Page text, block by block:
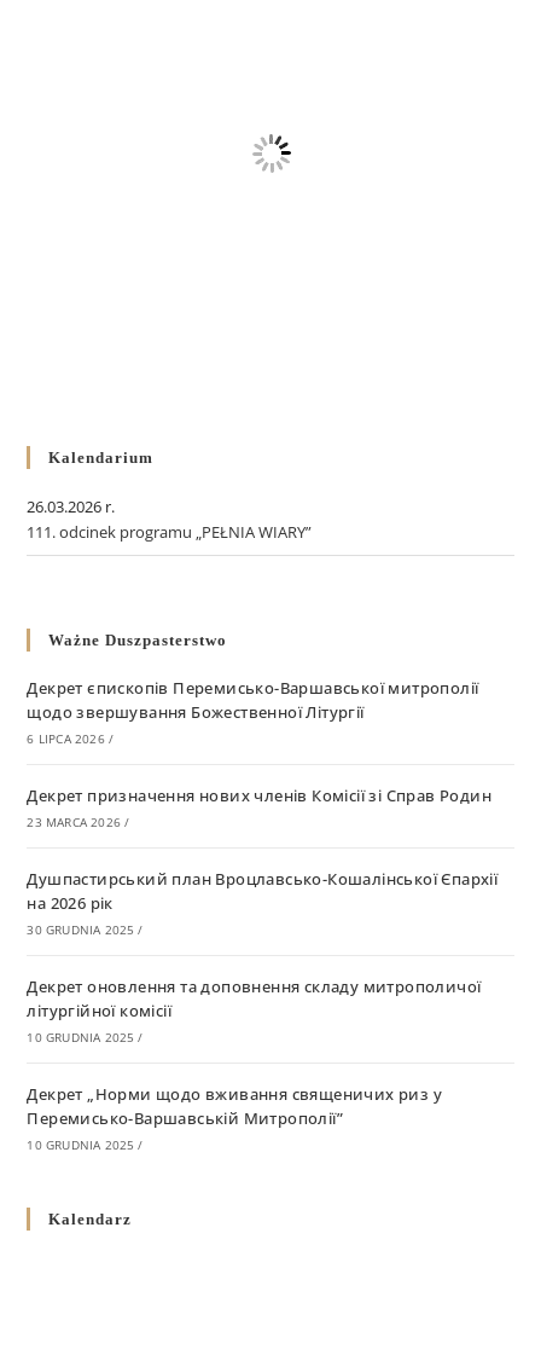
Kalendarium
26.03.2026 r.
111. odcinek programu „PEŁNIA WIARY”
Ważne Duszpasterstwo
Декрет єпископів Перемисько-Варшавської митрополії
щодо звершування Божественної Літургії
6 LIPCA 2026 /
Декрет призначення нових членів Комісії зі Справ Родин
23 MARCA 2026 /
Душпастирський план Вроцлавсько-Кошалінської Єпархії
на 2026 рік
30 GRUDNIA 2025 /
Декрет оновлення та доповнення складу митрополичої
літургійної комісії
10 GRUDNIA 2025 /
Декрет „Норми щодо вживання священичих риз у
Перемисько-Варшавській Митрополії”
10 GRUDNIA 2025 /
григоріанським календарем
Kalendarz